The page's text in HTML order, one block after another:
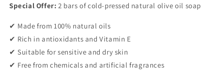
Special Offer: 2 bars of cold-pressed natural olive oil soap
✔ Made from 100% natural oils
✔ Rich in antioxidants and Vitamin E
✔ Suitable for sensitive and dry skin
✔ Free from chemicals and artificial fragrances